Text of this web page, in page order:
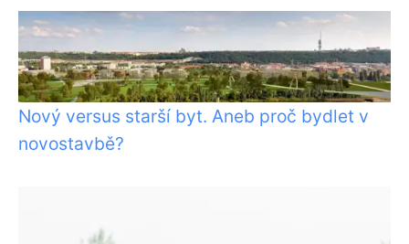
Nový versus starší byt. Aneb proč bydlet v
novostavbě?